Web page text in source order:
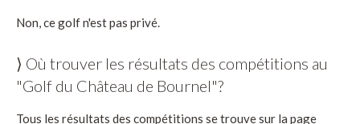
Non, ce golf n'est pas privé.
⟩ Où trouver les résultats des compétitions au
"Golf du Château de Bournel"?
Tous les résultats des compétitions se trouve sur la page